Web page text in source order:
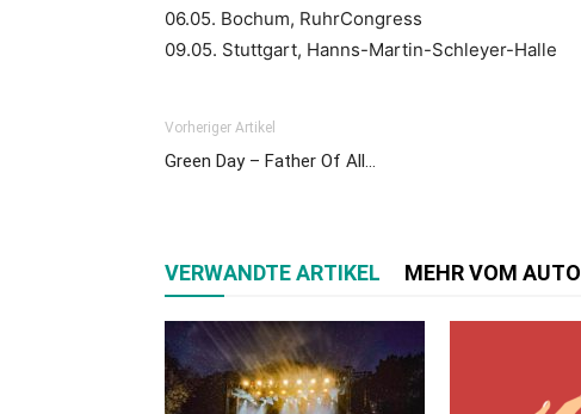
06.05. Bochum, RuhrCongress
09.05. Stuttgart, Hanns-Martin-Schleyer-Halle
Vorheriger Artikel
Green Day – Father Of All…
VERWANDTE ARTIKEL MEHR VOM